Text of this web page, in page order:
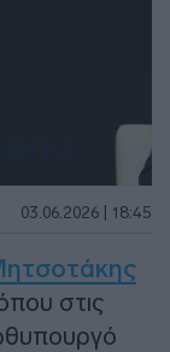
03.06.2026 | 18:45
στις